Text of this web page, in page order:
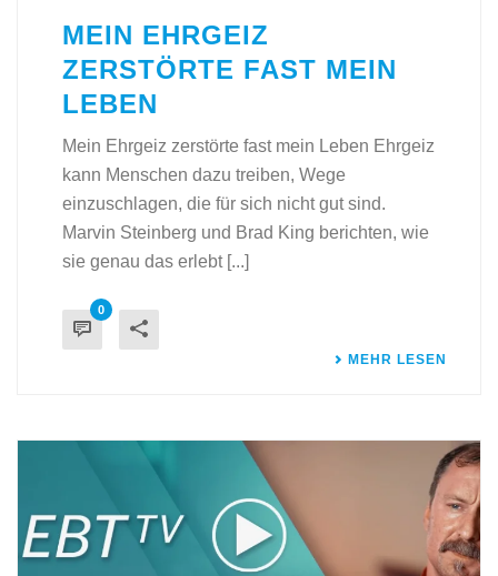
MEIN EHRGEIZ
ZERSTÖRTE FAST MEIN
LEBEN
Mein Ehrgeiz zerstörte fast mein Leben Ehrgeiz
kann Menschen dazu treiben, Wege
einzuschlagen, die für sich nicht gut sind.
Marvin Steinberg und Brad King berichten, wie
sie genau das erlebt [...]
0
MEHR LESEN